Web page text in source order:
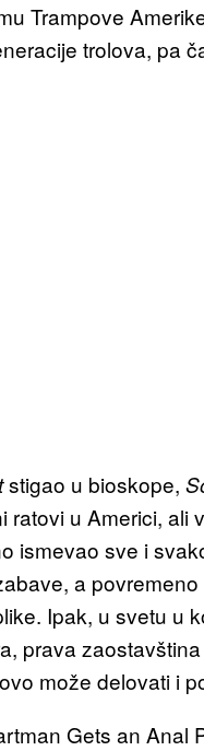
Trampove
trolova, pa
stigao u bioskope,
u Americi, ali
ismevao sve i
a
Ipak, u svetu u
prava
može delovati i
Gets an Anal